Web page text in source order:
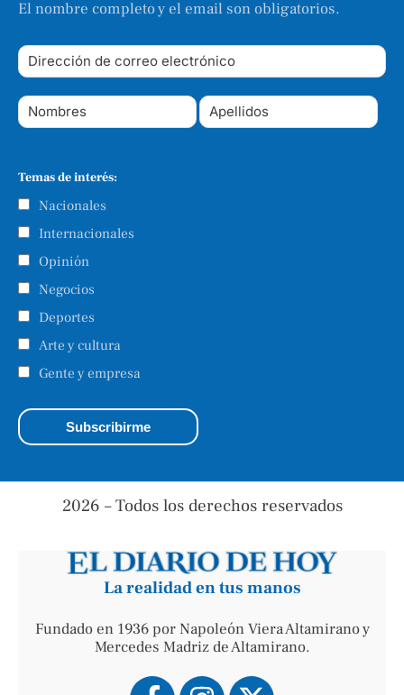
El nombre completo y el email son obligatorios.
Temas de interés:
Nacionales
Internacionales
Opinión
Negocios
Deportes
Arte y cultura
Gente y empresa
2026 – Todos los derechos reservados
La realidad en tus manos
Fundado en 1936 por Napoleón Viera Altamirano y
Mercedes Madriz de Altamirano.